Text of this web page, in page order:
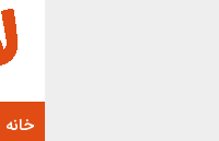
رفتن
خانه